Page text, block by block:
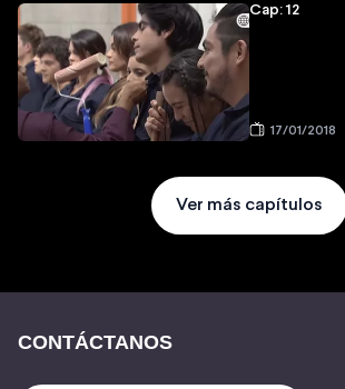
Cap: 12
17/01/2018
Ver más capítulos
CONTÁCTANOS